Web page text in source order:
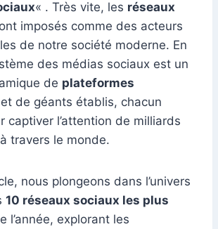
p
g
er
« . Très vite, les réseaux
imposés comme des acteurs
de notre société moderne. En
des médias sociaux est un
de plateformes
et de géants établis, chacun
captiver l’attention de milliards
travers le monde.
nous plongeons dans l’univers
10 réseaux sociaux les plus
l’année, explorant les